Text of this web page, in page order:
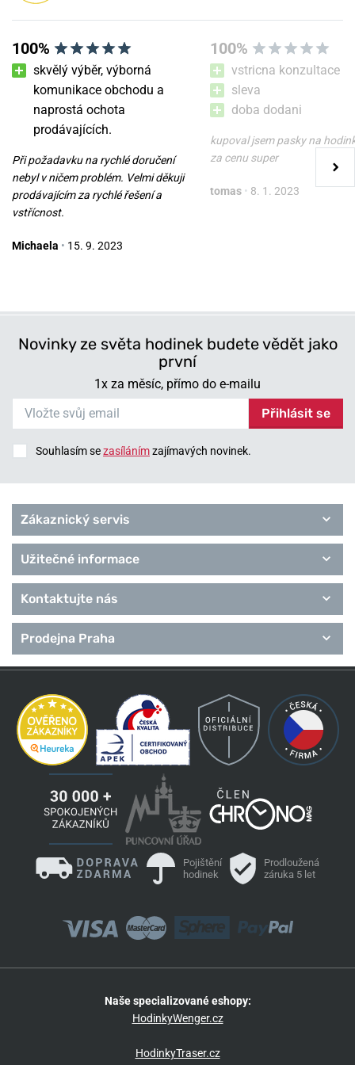
Populární modelové řady Wenger
Wenger Urban Classic
Chrono 01.1743.125
Skladem v úterý 11. 8. u vás
7 990 Kč
01.1731.121
5 290 Kč
100%
skvělý výběr, výborná
komunikace obchodu a
naprostá ochota
prodávajících.
Při požadavku na rychlé doručení
nebyl v ničem problém. Velmi děkuji
prodávajícím za rychlé řešení a
vstřícnost.
Michaela • 15. 9. 2023
100%
vstricna konzultace
sleva
doba dodani
kupoval jsem pasky na
za cenu super
tomas • 8. 1. 2023
Novinky ze světa hodinek budete vědět jako
první
1x za měsíc, přímo do e-mailu
Přihlásit se
Souhlasím sezasílánímzajímavých novinek.
Zákaznický servis
Užitečné informace
Kontaktujte nás
Prodejna Praha
Pojištění
hodinek
Prodloužená
záruka 5 let
Naše specializované eshopy:
HodinkyWenger.cz
HodinkyTraser.cz